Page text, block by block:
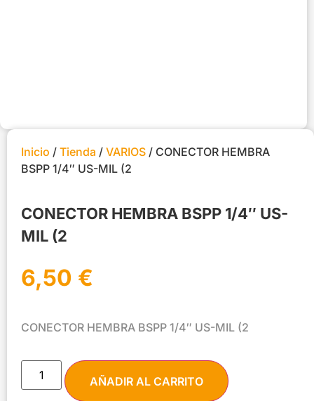
Inicio / Tienda / VARIOS / CONECTOR HEMBRA
BSPP 1/4″ US-MIL (2
CONECTOR HEMBRA BSPP 1/4″ US-
MIL (2
6,50 €
CONECTOR HEMBRA BSPP 1/4″ US-MIL (2
AÑADIR AL CARRITO